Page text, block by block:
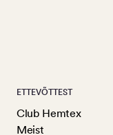
ETTEVÕTTEST
Club Hemtex
Meist